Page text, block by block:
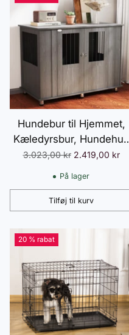
Hundebur til Hjemmet,
Kæledyrsbur, Hundehus
med Lås, Magnetisk Dør,
Vindue, Hundehus,
Hunde, Grå
Normalpris
3.023,00 kr 2.419,00 kr
På lager
Tilføj til kurv
Antal
20 % rabat